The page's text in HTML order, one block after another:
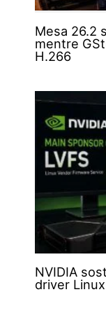
Mesa 26.2
mentre
H.266
NVIDIA
driver